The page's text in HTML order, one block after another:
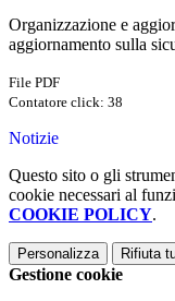
Organizzazione e
aggiornamento sulla
File PDF
Contatore click: 38
Notizie
Questo sito o gli
cookie necessari al
COOKIE POLICY.
Personalizza Rifiuta
Gestione cookie